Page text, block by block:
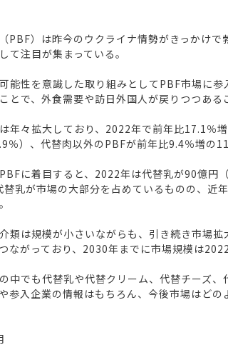
）は昨今のウクライナ情勢がきっかけで
て注目が集まっている。
能性を意識した取り組みとしてPBF市場に
とで、外食需要や訪日外国人が戻りつつあ
年々拡大しており、2022年で前年比17.1％
％）、代替肉以外のPBFが前年比9.4％増の
に着目すると、2022年は代替乳が90億円
乳が市場の大部分を占めているものの、近
類は規模が小さいながらも、引き続き市場
ながっており、2030年までに市場規模は
でも代替乳や代替クリーム、代替チーズ
参入企業の情報はもちろん、今後市場はど